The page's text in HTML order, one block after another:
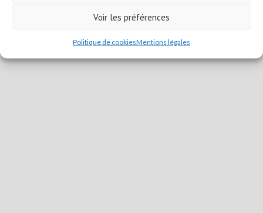
Voir les préférences
Politique de cookiesMentions légales